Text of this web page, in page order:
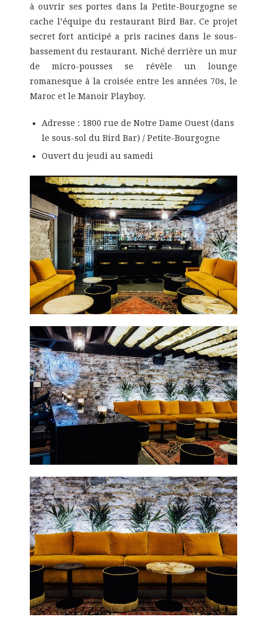
à ouvrir ses portes dans la Petite-Bourgogne se
cache l’équipe du restaurant Bird Bar. Ce projet
secret fort anticipé a pris racines dans le sous-
bassement du restaurant. Niché derrière un mur
de micro-pousses se révèle un lounge
romanesque à la croisée entre les années 70s, le
Maroc et le Manoir Playboy.
Adresse : 1800 rue de Notre Dame Ouest (dans
le sous-sol du Bird Bar) / Petite-Bourgogne
Ouvert du jeudi au samedi